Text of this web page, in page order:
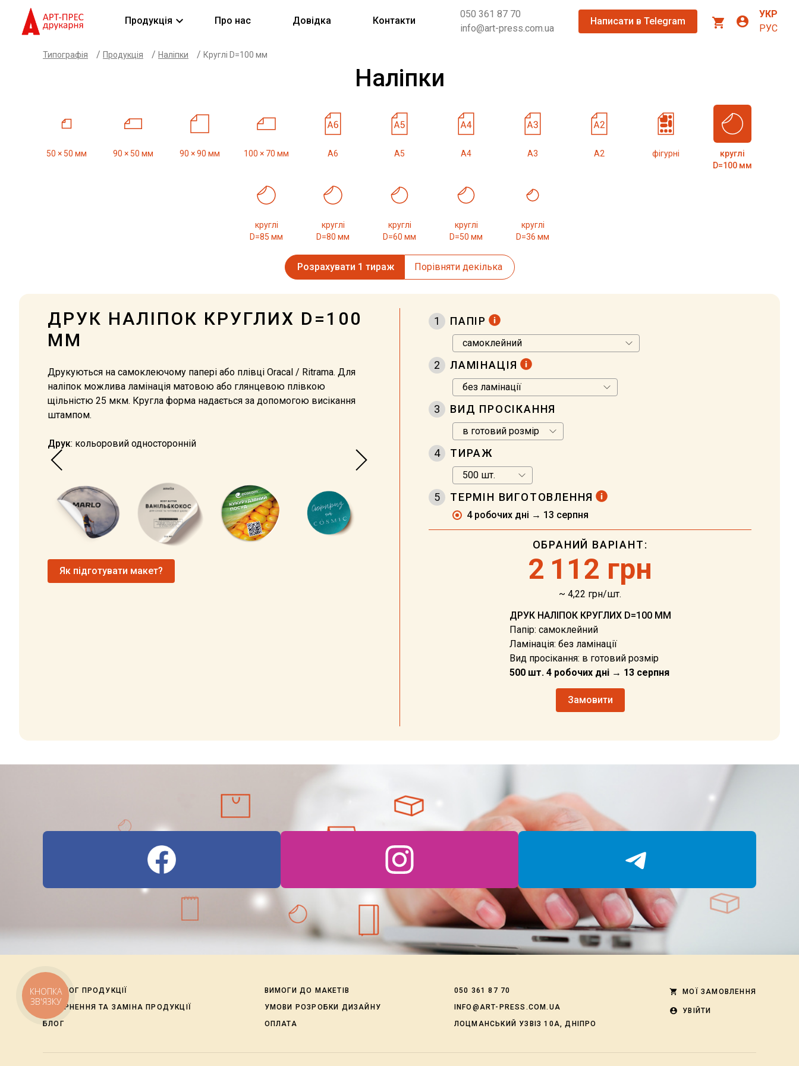
Продукція keyboard_arrow_down Про нас Довідка Контакти
050 361 87 70
info@art-press.com.ua
Написати в Telegram shopping_cart account_circle
УКР
РУС
Типографія / Продукція / Наліпки / Круглі D=100 мм
Наліпки
50 × 50 мм 90 × 50 мм 90 × 90 мм 100 × 70 мм А6 А5 А4 А3 А2 фігурні
круглі
D=100 мм
круглі
D=85 мм
круглі
D=80 мм
круглі
D=60 мм
круглі
D=50 мм
круглі
D=36 мм
Розрахувати 1 тираж Порівняти декілька
ДРУК НАЛІПОК КРУГЛИХ D=100
ММ
Друкуються на самоклеючому папері або плівці Oracal / Ritrama. Для
наліпок можлива ламінація матовою або глянцевою плівкою
щільністю 25 мкм. Кругла форма надається за допомогою висікання
штампом.
Друк: кольоровий односторонній
Як підготувати макет?
1 ПАПІР
2 ЛАМІНАЦІЯ
3 ВИД ПРОСІКАННЯ
4 ТИРАЖ
5 ТЕРМІН ВИГОТОВЛЕННЯ
4 робочих дні → 13 серпня
ОБРАНИЙ ВАРІАНТ:
2 112 грн
~ 4,22 грн/шт.
ДРУК НАЛІПОК КРУГЛИХ D=100 ММ
Папір: самоклейний
Ламінація: без ламінації
Вид просікання: в готовий розмір
500 шт. 4 робочих дні → 13 серпня
Замовити
КАТАЛОГ ПРОДУКЦІЇ
ПОВЕРНЕННЯ ТА ЗАМІНА ПРОДУКЦІЇ
БЛОГ
ВИМОГИ ДО МАКЕТІВ
УМОВИ РОЗРОБКИ ДИЗАЙНУ
ОПЛАТА
050 361 87 70
INFO@ART-PRESS.COM.UA
ЛОЦМАНСЬКИЙ УЗВІЗ 10А, ДНІПРО
shopping_cart МОЇ ЗАМОВЛЕННЯ
account_circle УВІЙТИ
КНОПКА
ЗВ'ЯЗКУ